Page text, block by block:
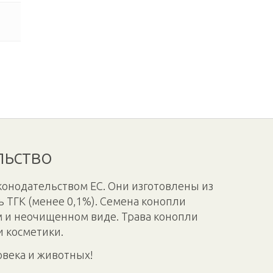
ЕС. Они изготовлены из
ТГК (менее 0,1%). Семена конопли
и неочищенном виде. Трава конопли
косметики.
и животных!